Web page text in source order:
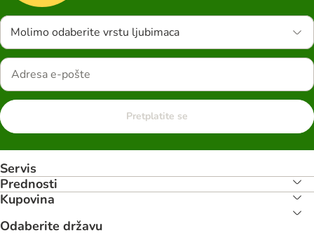
Molimo odaberite vrstu ljubimaca
Pretplatite se
Servis
Prednosti
Kupovina
Odaberite državu